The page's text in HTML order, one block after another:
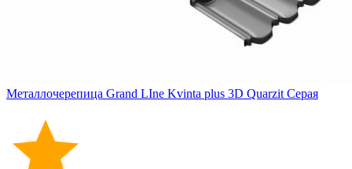
Металлочерепица Grand LIne Kvinta plus 3D Quarzit Серая